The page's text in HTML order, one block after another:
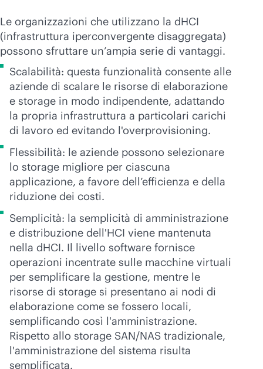
Le organizzazioni che utilizzano la dHCI
(infrastruttura iperconvergente disaggregata)
possono sfruttare un’ampia serie di vantaggi.
Scalabilità: questa funzionalità consente alle
aziende di scalare le risorse di elaborazione
e storage in modo indipendente, adattando
la propria infrastruttura a particolari carichi
di lavoro ed evitando l'overprovisioning.
Flessibilità: le aziende possono selezionare
lo storage migliore per ciascuna
applicazione, a favore dell’efficienza e della
riduzione dei costi.
Semplicità: la semplicità di amministrazione
e distribuzione dell'HCI viene mantenuta
nella dHCI. Il livello software fornisce
operazioni incentrate sulle macchine virtuali
per semplificare la gestione, mentre le
risorse di storage si presentano ai nodi di
elaborazione come se fossero locali,
semplificando così l'amministrazione.
Rispetto allo storage SAN/NAS tradizionale,
l'amministrazione del sistema risulta
semplificata.